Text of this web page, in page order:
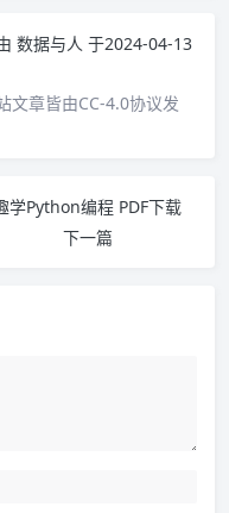
数据与人 于2024-04-13
文章皆由CC-4.0协议发
学Python编程 PDF下载
下一篇